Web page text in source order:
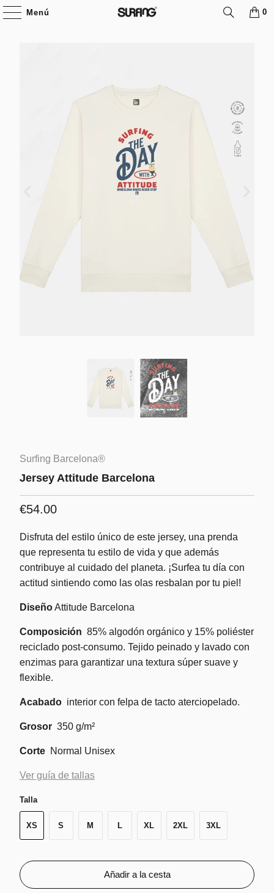
Menú 0
Surfing Barcelona®
Jersey Attitude Barcelona
€54.00
Disfruta del estilo único de este jersey, una prenda
que representa tu estilo de vida y que además
contribuye al cuidado del planeta. ¡Surfea tu día con
actitud sintiendo como las olas resbalan por tu piel!
DiseñoAttitude Barcelona
Composición 85% algodón orgánico y 15% poliéster
reciclado post-consumo. Tejido peinado y lavado con
enzimas para garantizar una textura súper suave y
flexible.
Acabado interior con felpa de tacto aterciopelado.
Grosor 350 g/m²
CorteNormal Unisex
Ver guía de tallas
Talla
XS S M L XL 2XL 3XL
Añadir a la cesta